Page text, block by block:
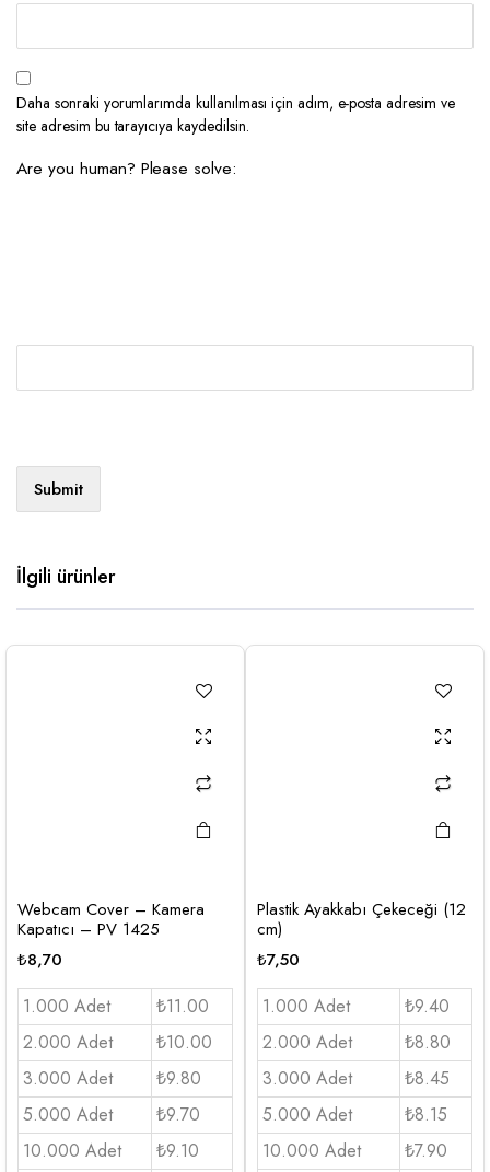
Daha sonraki yorumlarımda kullanılması için adım, e-posta adresim ve
site adresim bu tarayıcıya kaydedilsin.
Are you human? Please solve:
İlgili ürünler
Webcam Cover – Kamera
Kapatıcı – PV 1425
₺8,70
1.000 Adet
₺11.00
2.000 Adet
₺10.00
3.000 Adet
₺9.80
5.000 Adet
₺9.70
10.000 Adet
₺9.10
Plastik Ayakkabı Çekeceği (12
cm)
₺7,50
1.000 Adet
₺9.40
2.000 Adet
₺8.80
3.000 Adet
₺8.45
5.000 Adet
₺8.15
10.000 Adet
₺7.90